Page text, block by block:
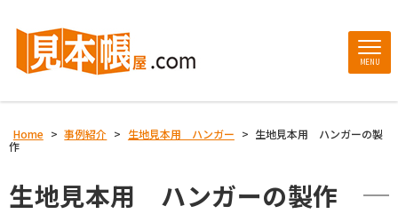
MENU
Home > 事例紹介 > 生地見本用 ハンガー > 生地見本用 ハンガーの製
作
生地見本用 ハンガーの製作